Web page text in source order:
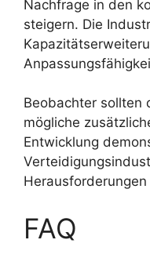
Nachfrage in den
steigern. Die
Beobachter sollten
mögliche
Entwicklung
FAQ